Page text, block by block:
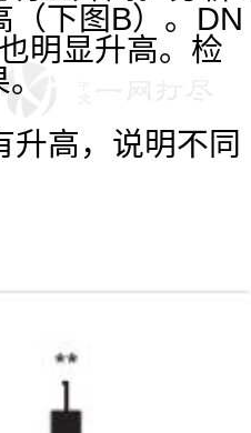
（下图B）。 DN
明显升高。检
升高，说明不同